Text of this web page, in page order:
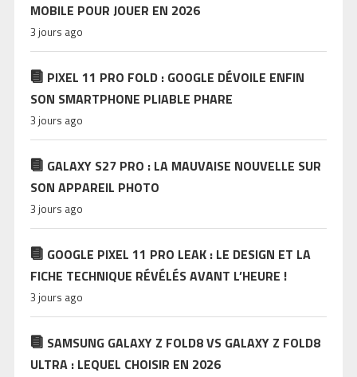
MOBILE POUR JOUER EN 2026
3 jours ago
PIXEL 11 PRO FOLD : GOOGLE DÉVOILE ENFIN
SON SMARTPHONE PLIABLE PHARE
3 jours ago
GALAXY S27 PRO : LA MAUVAISE NOUVELLE SUR
SON APPAREIL PHOTO
3 jours ago
GOOGLE PIXEL 11 PRO LEAK : LE DESIGN ET LA
FICHE TECHNIQUE RÉVÉLÉS AVANT L’HEURE !
3 jours ago
SAMSUNG GALAXY Z FOLD8 VS GALAXY Z FOLD8
ULTRA : LEQUEL CHOISIR EN 2026